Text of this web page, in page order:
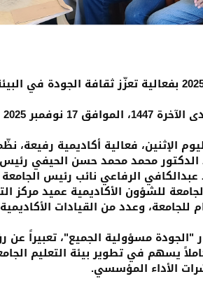
الإثنين، فعالية أكاديمية رفيعة،
الدكتور محمد محمد حسن الحيفي رئيس
2025، وبحضور أ.د عبدالكافي الرفاعي نائب رئيس
للشؤون الأكاديمية عميد مركز
وعدد من القيادات الأكاديمية
مسؤولية الجميع"، تعبيراً عن
يسهم في تطوير بيئة التعليم
الأداء المؤسسي.